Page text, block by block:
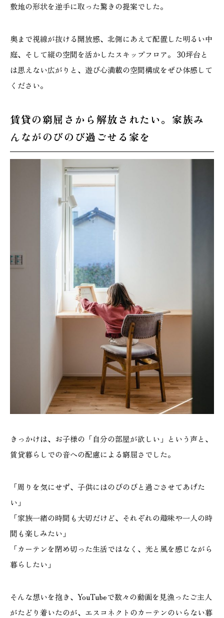
アクセスマップ
プライバシーポリシー
本社
10:00〜19:00 水曜定休
浜松店
10:00〜19:00 水曜定休
敷地の形状を逆手に取った驚きの提案でした。
奥まで視線が抜ける開放感、北側にあえて配置した明るい中
庭、そして縦の空間を活かしたスキップフロア。 30坪台と
は思えない広がりと、遊び心満載の空間構成をぜひ体感して
ください。
賃貸の窮屈さから解放されたい。家族み
んながのびのび過ごせる家を
きっかけは、お子様の「自分の部屋が欲しい」という声と、
賃貸暮らしでの音への配慮による窮屈さでした。
「周りを気にせず、子供にはのびのびと過ごさせてあげた
い」
「家族一緒の時間も大切だけど、それぞれの趣味や一人の時
間も楽しみたい」
「カーテンを閉め切った生活ではなく、光と風を感じながら
暮らしたい」
そんな想いを抱き、YouTubeで数々の動画を見漁ったご主人
がたどり着いたのが、エスコネクトのカーテンのいらない暮